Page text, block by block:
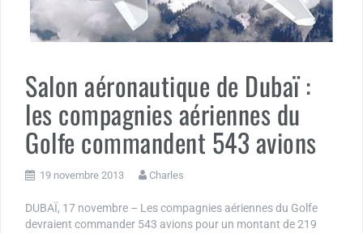
Salon aéronautique de Dubaï :
les compagnies aériennes du
Golfe commandent 543 avions
19 novembre 2013 Charles
DUBAÏ, 17 novembre – Les compagnies aériennes du Golfe
devraient commander 543 avions pour un montant de 219